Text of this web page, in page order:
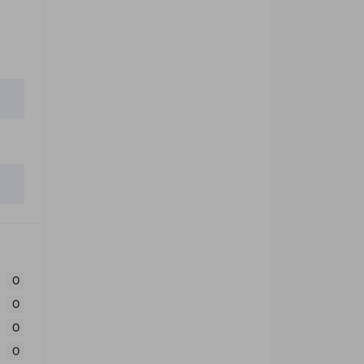
0
0
0
0